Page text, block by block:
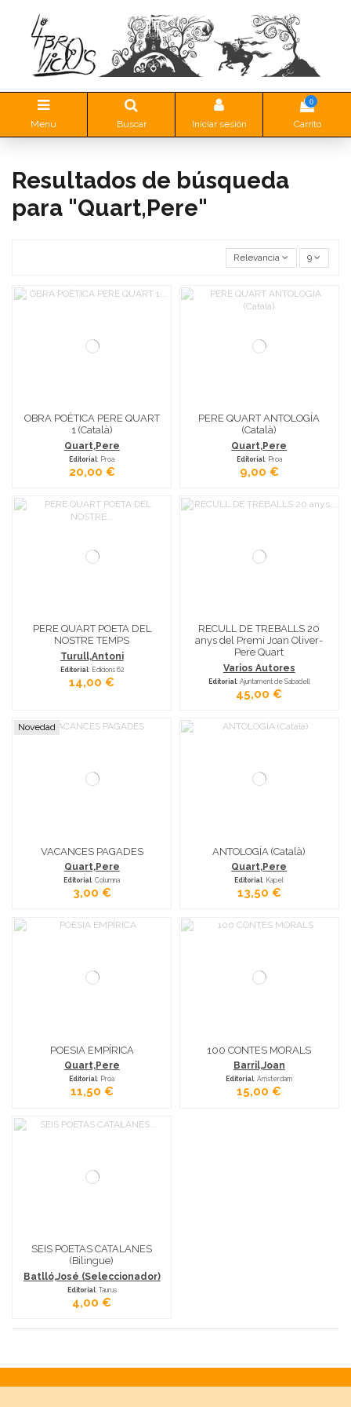
Menu Buscar Iniciar sesión
0
Carrito
Resultados de búsqueda
para "Quart,Pere"
Relevancia 9
OBRA POÈTICA PERE QUART
1 (Català)
Quart,Pere
Editorial: Proa
20,00 €
PERE QUART ANTOLOGÍA
(Català)
Quart,Pere
Editorial: Proa
9,00 €
PERE QUART POETA DEL
NOSTRE TEMPS
Turull,Antoni
Editorial: Edicions 62
14,00 €
RECULL DE TREBALLS 20
anys del Premi Joan Oliver-
Pere Quart
Varios Autores
Editorial: Ajuntament de Sabadell
45,00 €
Novedad
VACANCES PAGADES
Quart,Pere
Editorial: Columna
3,00 €
ANTOLOGÍA (Català)
Quart,Pere
Editorial: Kapel
13,50 €
POESIA EMPÍRICA
Quart,Pere
Editorial: Proa
11,50 €
100 CONTES MORALS
Barril,Joan
Editorial: Amsterdam
15,00 €
SEIS POETAS CATALANES
(Bilingue)
Batlló,José (Seleccionador)
Editorial: Taurus
4,00 €